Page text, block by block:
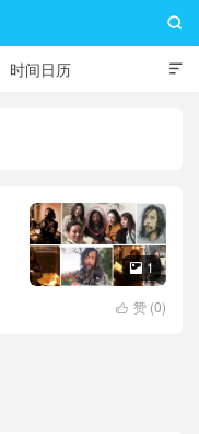

时间日历

 1
 赞 (0)